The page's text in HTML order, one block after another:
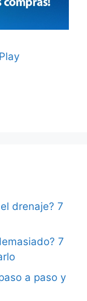
drenaje? 7
7
a paso y